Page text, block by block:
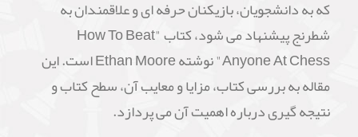
که به دانشجویان، بازیکنان حرفه ای و علاقمندان به
شطرنج پیشنهاد می شود، کتاب "How To Beat
Anyone At Chess" نوشته Ethan Moore است. این
مقاله به بررسی کتاب، مزایا و معایب آن، سطح کتاب و
نتیجه گیری درباره اهمیت آن می پردازد.